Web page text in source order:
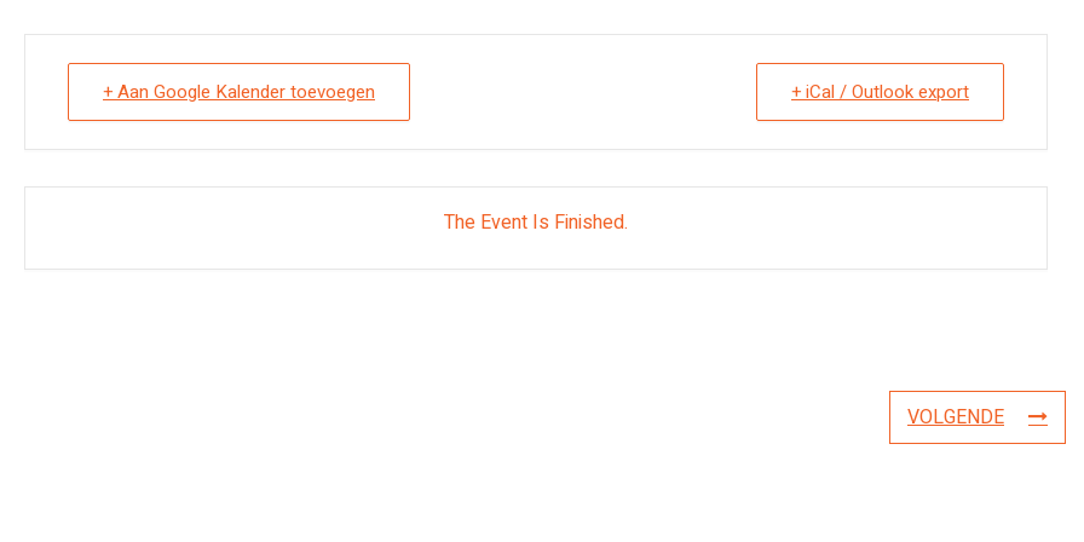
+ Aan Google Kalender toevoegen + iCal / Outlook export
The Event Is Finished.
VOLGENDE